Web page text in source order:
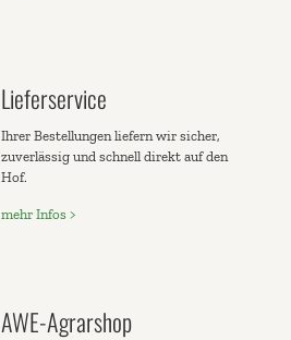
Lieferservice
Ihrer Bestellungen liefern wir sicher,
zuverlässig und schnell direkt auf den
Hof.
mehr Infos >
AWE-Agrarshop